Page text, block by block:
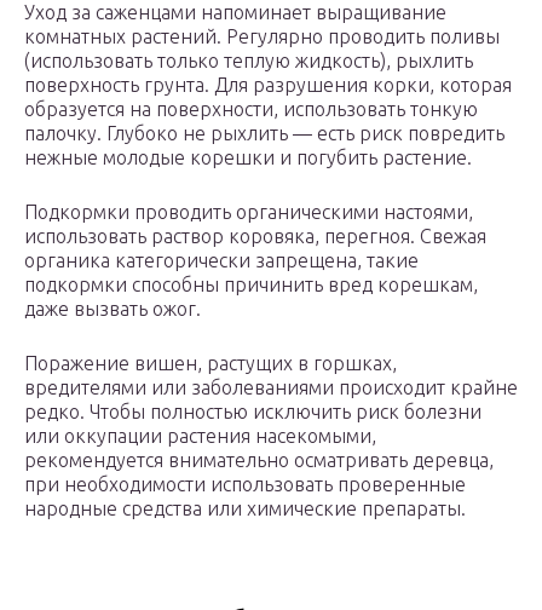
Уход за саженцами напоминает выращивание
комнатных растений. Регулярно проводить поливы
(использовать только теплую жидкость), рыхлить
поверхность грунта. Для разрушения корки, которая
образуется на поверхности, использовать тонкую
палочку. Глубоко не рыхлить — есть риск повредить
нежные молодые корешки и погубить растение.
Подкормки проводить органическими настоями,
использовать раствор коровяка, перегноя. Свежая
органика категорически запрещена, такие
подкормки способны причинить вред корешкам,
даже вызвать ожог.
Поражение вишен, растущих в горшках,
вредителями или заболеваниями происходит крайне
редко. Чтобы полностью исключить риск болезни
или оккупации растения насекомыми,
рекомендуется внимательно осматривать деревца,
при необходимости использовать проверенные
народные средства или химические препараты.